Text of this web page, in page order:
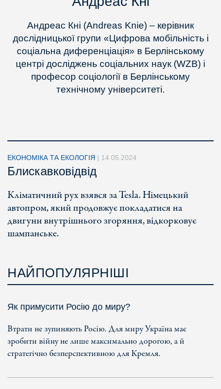
Андреас Кні (Andreas Knie) – керівник
дослідницької групи «Цифрова мобільність і
соціальна диференціація» в Берлінському
центрі досліджень соціальних наук (WZB) і
професор соціології в Берлінському
технічному університеті.
ЕКОНОМІКА ТА ЕКОЛОГІЯ | 14.05.2024
Блискавковідвід
Кліматичний рух взявся за Tesla. Німецький
автопром, який продовжує покладатися на
двигуни внутрішнього згоряння, відкорковує
шампанське.
НАЙПОПУЛЯРНІШІ
Як примусити Росію до миру?
Втрати не зупиняють Росію. Для миру Україна має
зробити війну не лише максимально дорогою, а й
стратегічно безперспективною для Кремля.